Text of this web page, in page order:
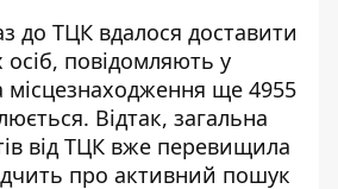
до ТЦК вдалося доставити
повідомляють у
місцезнаходження ще 4955
Відтак, загальна
від ТЦК вже перевищила
про активний пошук